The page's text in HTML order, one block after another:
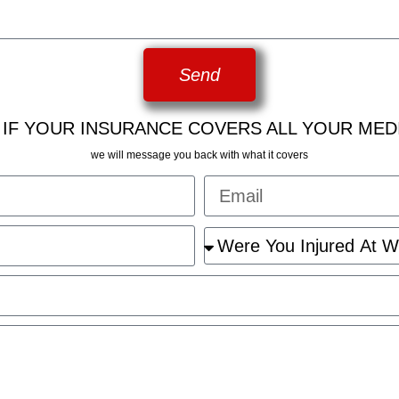
Send
YOUR INSURANCE COVERS ALL YOUR
we will message you back with what it covers